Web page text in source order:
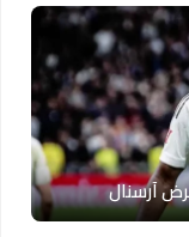
آرسنال